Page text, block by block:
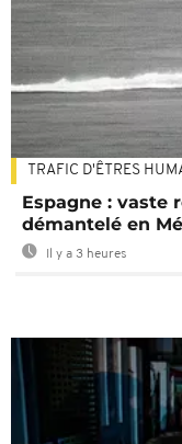
TRAFIC D'ÊTRES
Espagne : vaste
démantelé en
Il y a 3 heures